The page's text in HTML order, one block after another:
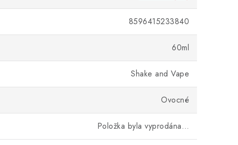
8596415233840
60ml
Shake and Vape
Ovocné
Položka byla vyprodána…